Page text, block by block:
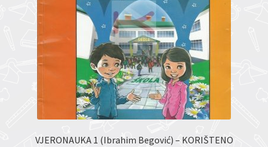
VJERONAUKA 1 (Ibrahim Begović) – KORIŠTENO